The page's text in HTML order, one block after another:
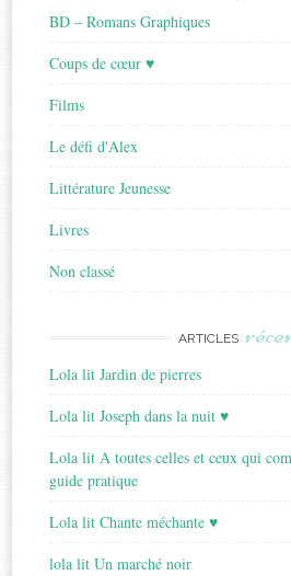
BD – Romans Graphiques
Coups de cœur ♥
Films
Le défi d'Alex
Littérature Jeunesse
Livres
Non classé
ARTICLES
Lola lit Jardin de pierres
Lola lit Joseph dans la nuit ♥
Lola lit A toutes celles et ceux qui
guide pratique
Lola lit Chante méchante ♥
lola lit Un marché noir